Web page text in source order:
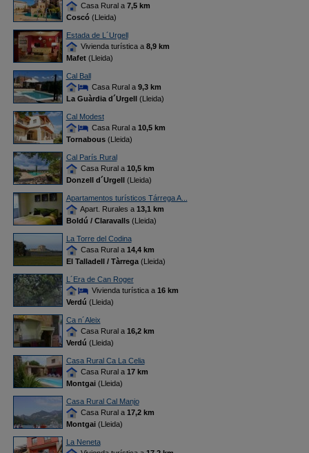
Casa Rural a 7,5 km
Coscó(Lleida)
Estada de L´Urgell
Vivienda turística a 8,9 km
Mafet(Lleida)
Cal Ball
Casa Rural a 9,3 km
La Guàrdia d´Urgell(Lleida)
Cal Modest
Casa Rural a 10,5 km
Tornabous(Lleida)
Cal París Rural
Casa Rural a 10,5 km
Donzell d´Urgell(Lleida)
Apartamentos turísticos Tárrega A...
Apart. Rurales a 13,1 km
Boldú / Claravalls(Lleida)
La Torre del Codina
Casa Rural a 14,4 km
El Talladell / Tàrrega(Lleida)
L´Era de Can Roger
Vivienda turística a 16 km
Verdú (Lleida)
Ca n´Aleix
Casa Rural a 16,2 km
Verdú (Lleida)
Casa Rural Ca La Celia
Casa Rural a 17 km
Montgai(Lleida)
Casa Rural Cal Manjo
Casa Rural a 17,2 km
Montgai(Lleida)
La Neneta